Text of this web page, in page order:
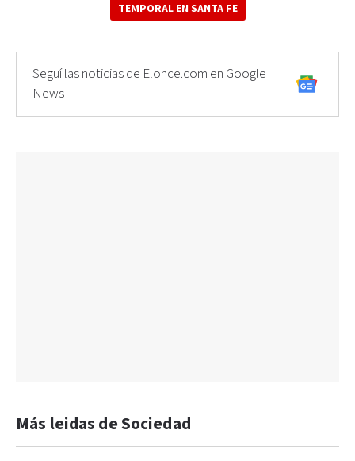
TEMPORAL EN SANTA FE
Seguí las noticias de Elonce.com en Google
News
Más leidas de Sociedad